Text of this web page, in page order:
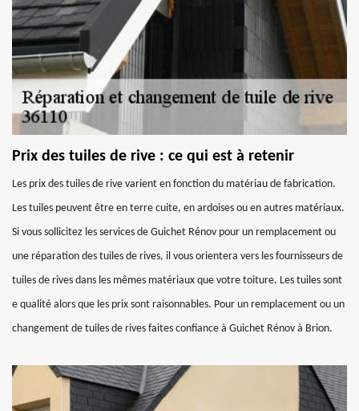
Prix des tuiles de rive : ce qui est à retenir
Les prix des tuiles de rive varient en fonction du matériau de fabrication.
Les tuiles peuvent être en terre cuite, en ardoises ou en autres matériaux.
Si vous sollicitez les services de Guichet Rénov pour un remplacement ou
une réparation des tuiles de rives, il vous orientera vers les fournisseurs de
tuiles de rives dans les mêmes matériaux que votre toiture. Les tuiles sont
e qualité alors que les prix sont raisonnables. Pour un remplacement ou un
changement de tuiles de rives faites confiance à Guichet Rénov à Brion.